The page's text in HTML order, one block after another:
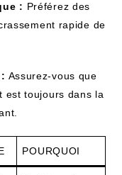
: Préférez des
rapide de
Assurez-vous que
est toujours dans la
POURQUOI